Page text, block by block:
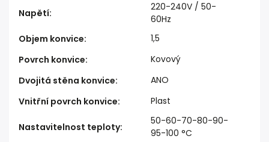
Napětí:
220-240V / 50-
60Hz
Objem konvice:
1,5
Povrch konvice:
Kovový
Dvojitá stěna konvice:
ANO
Vnitřní povrch konvice: Plast
Nastavitelnost teploty:
50-60-70-80-90-
95-100 °C